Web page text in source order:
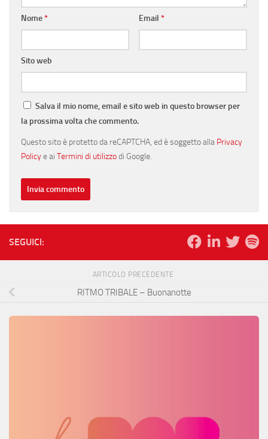
Nome* Email *
Sito web
Salva il mio nome, email e sito web in questo browser per
la prossima volta che commento.
Questo sito è protetto da reCAPTCHA, ed è soggetto alla Privacy
Policye ai Termini di utilizzodi Google.
SEGUICI:
ARTICOLO PRECEDENTE
RITMO TRIBALE – Buonanotte